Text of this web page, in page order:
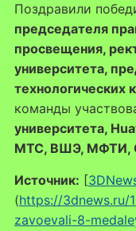
Поздравили
председателя
просвещения,
университета,
технологических
команды
университета,
МТС, ВШЭ, МФТИ,
Источник: [
(https://3dnews.ru/
zavoevali-8-